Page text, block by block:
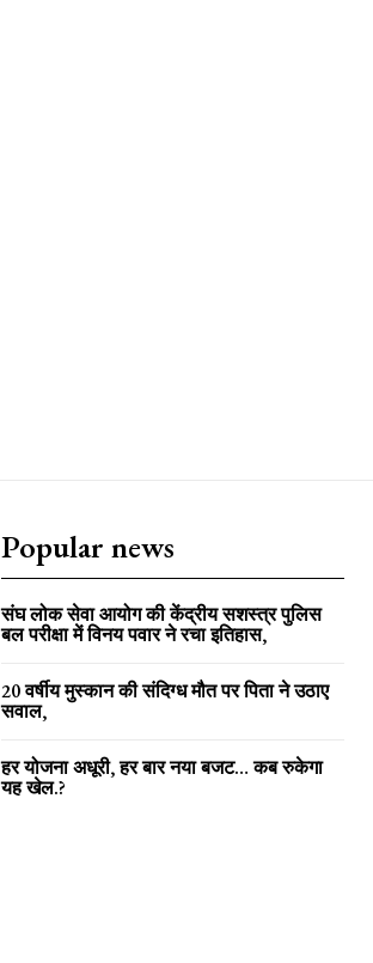
Popular news
संघ लोक सेवा आयोग की केंद्रीय सशस्त्र पुलिस
बल परीक्षा में विनय पवार ने रचा इतिहास,
20 वर्षीय मुस्कान की संदिग्ध मौत पर पिता ने उठाए
सवाल,
हर योजना अधूरी, हर बार नया बजट… कब रुकेगा
यह खेल.?